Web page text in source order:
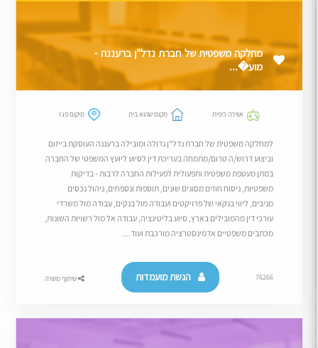
מחלקה משפטית של חברת נדל"ן ברעננה -
מוע�...
אווירה כיפית מקום שהוא בית מיקום פגז
למחלקה משפטית של חברת נדל"ן גדולה ומובילה ברעננה העוסקת בייזום
וביצוע דרוש/ה טרום/מתמחה בעריכת דין לסיוע ליועץ המשפטי של החברה
במתן מעטפת משפטית ותפעולית לפעילות החברה לרבות - בדיקות
משפטיות, ניסוח חוזים מסוגים שונים, תוספות ונספחים, ניהול נכסים
מניבים, ליווי בנקאי של פרויקטים ועבודה מול בנקים, עבודה מול משרדי
עורכי דין מהמובילים בארץ, סיוע בליטיגציה, עבודה אל מול רשויות השונות,
מכתבים משפטיים אדמינסטרציה מורכבת ועוד....
76266 הגשת מועמדות שיתוף משרה